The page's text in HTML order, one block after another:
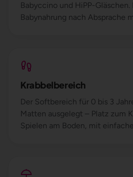
Babyccino und HiPP-Gläschen.
Babynahrung nach Absprache
Krabbelbereich
Der Softbereich für 0 bis 3
Matten ausgelegt – Platz zum
Spielen am Boden, mit